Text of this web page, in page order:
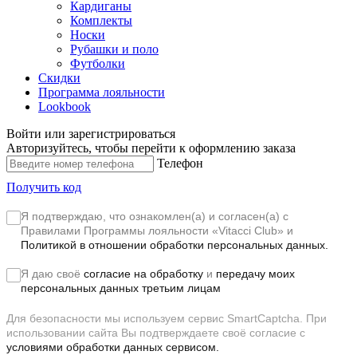
Кардиганы
Комплекты
Носки
Рубашки и поло
Футболки
Скидки
Программа лояльности
Lookbook
Войти или зарегистрироваться
Авторизуйтесь, чтобы перейти к оформлению заказа
Телефон
Получить код
Я подтверждаю, что ознакомлен(а) и согласен(а) с
Правилами Программы лояльности «Vitacci Club» и
Политикой в отношении обработки персональных данных.
Я даю своё согласие на обработку и передачу моих
персональных данных третьим лицам
Для безопасности мы используем сервис SmartCaptcha. При
использовании сайта Вы подтверждаете своё согласие с
условиями обработки данных сервисом.